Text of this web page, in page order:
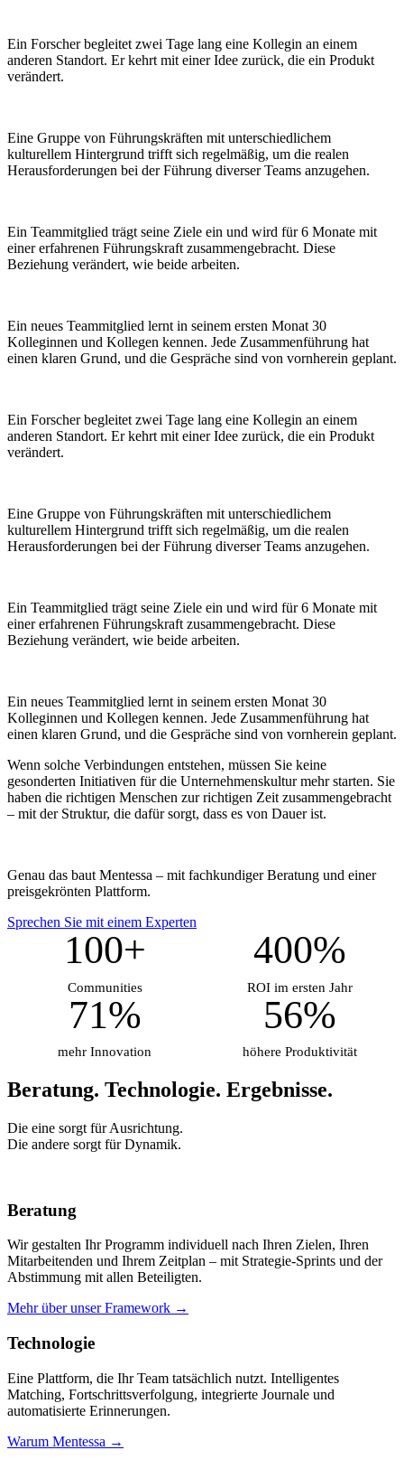
Ein Forscher begleitet zwei Tage lang eine Kollegin an einem
anderen Standort. Er kehrt mit einer Idee zurück, die ein Produkt
verändert.
Eine Gruppe von Führungskräften mit unterschiedlichem
kulturellem Hintergrund trifft sich regelmäßig, um die realen
Herausforderungen bei der Führung diverser Teams anzugehen.
Ein Teammitglied trägt seine Ziele ein und wird für 6 Monate mit
einer erfahrenen Führungskraft zusammengebracht. Diese
Beziehung verändert, wie beide arbeiten.
Ein neues Teammitglied lernt in seinem ersten Monat 30
Kolleginnen und Kollegen kennen. Jede Zusammenführung hat
einen klaren Grund, und die Gespräche sind von vornherein geplant.
Ein Forscher begleitet zwei Tage lang eine Kollegin an einem
anderen Standort. Er kehrt mit einer Idee zurück, die ein Produkt
verändert.
Eine Gruppe von Führungskräften mit unterschiedlichem
kulturellem Hintergrund trifft sich regelmäßig, um die realen
Herausforderungen bei der Führung diverser Teams anzugehen.
Ein Teammitglied trägt seine Ziele ein und wird für 6 Monate mit
einer erfahrenen Führungskraft zusammengebracht. Diese
Beziehung verändert, wie beide arbeiten.
Ein neues Teammitglied lernt in seinem ersten Monat 30
Kolleginnen und Kollegen kennen. Jede Zusammenführung hat
einen klaren Grund, und die Gespräche sind von vornherein geplant.
Wenn solche Verbindungen entstehen, müssen Sie keine
gesonderten Initiativen für die Unternehmenskultur mehr starten. Sie
haben die richtigen Menschen zur richtigen Zeit zusammengebracht
– mit der Struktur, die dafür sorgt, dass es von Dauer ist.
Genau das baut Mentessa – mit fachkundiger Beratung und einer
preisgekrönten Plattform.
Sprechen Sie mit einem Experten
100+
Communities
400%
ROI im ersten Jahr
71%
mehr Innovation
56%
höhere Produktivität
Beratung. Technologie. Ergebnisse.
Die eine sorgt für Ausrichtung.
Die andere sorgt für Dynamik.
Beratung
Wir gestalten Ihr Programm individuell nach Ihren Zielen, Ihren
Mitarbeitenden und Ihrem Zeitplan – mit Strategie-Sprints und der
Abstimmung mit allen Beteiligten.
Mehr über unser Framework →
Technologie
Eine Plattform, die Ihr Team tatsächlich nutzt. Intelligentes
Matching, Fortschrittsverfolgung, integrierte Journale und
automatisierte Erinnerungen.
Warum Mentessa →